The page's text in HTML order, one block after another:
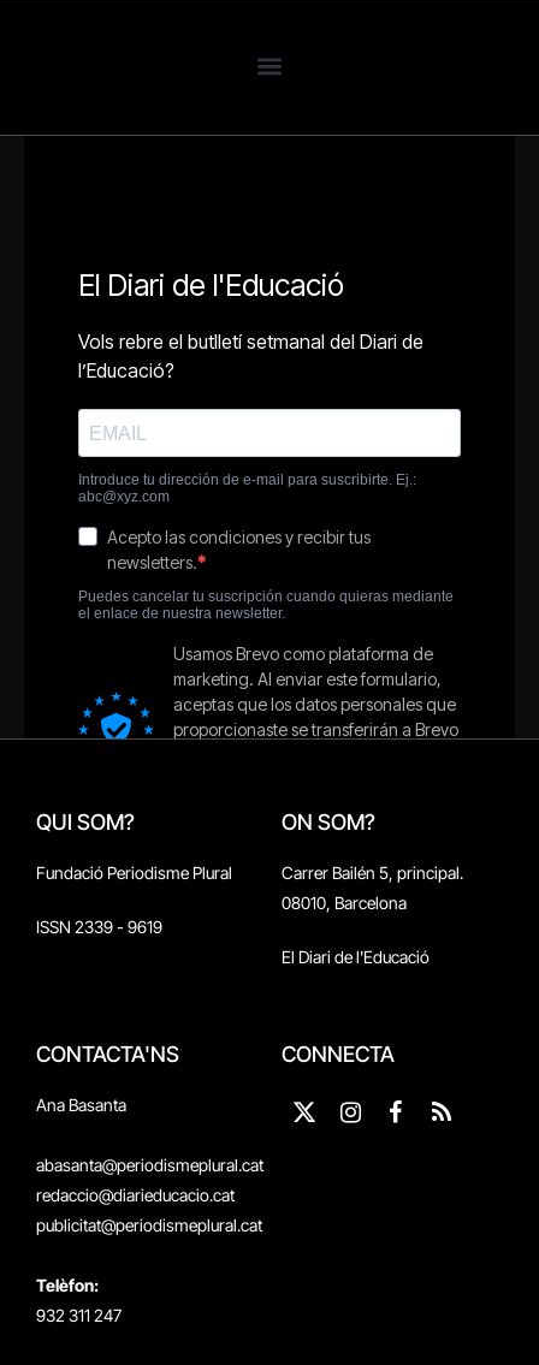
QUI SOM?
Fundació Periodisme Plural
ISSN 2339 - 9619
ON SOM?
Carrer Bailén 5, principal.
08010, Barcelona
El Diari de l'Educació
CONTACTA'NS
Ana Basanta
abasanta@periodismeplural.cat
redaccio@diarieducacio.cat
publicitat@periodismeplural.cat
Telèfon:
932 311 247
CONNECTA
X
Instagram
Facebook
RSS